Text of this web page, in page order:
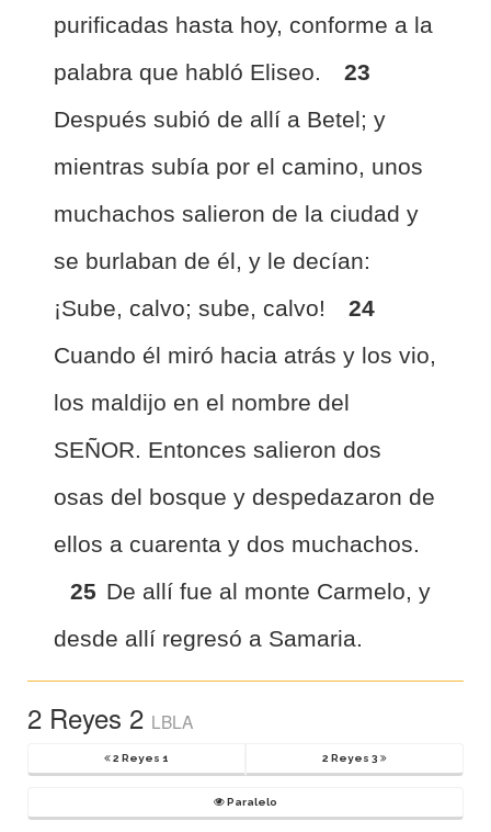
purificadas hasta hoy, conforme a la
palabra que habló Eliseo.
23
Después subió de allí a Betel; y
mientras subía por el camino, unos
muchachos salieron de la ciudad y
se burlaban de él, y le decían:
¡Sube, calvo; sube, calvo!
24
Cuando él miró hacia atrás y los vio,
los maldijo en el nombre del
SEÑOR. Entonces salieron dos
osas del bosque y despedazaron de
ellos a cuarenta y dos muchachos.
25 De allí fue al monte Carmelo, y
desde allí regresó a Samaria.
2 Reyes 2 LBLA
2 Reyes 1 2 Reyes 3
Paralelo